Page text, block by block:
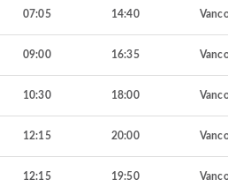
07:05 14:40
09:00 16:35
10:30 18:00
12:15 20:00
12:15 19:50